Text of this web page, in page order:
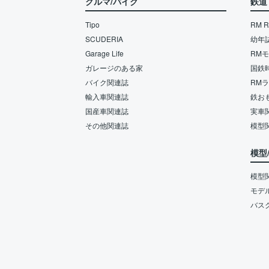
Tipo
SCUDERIA
Garage Life
ガレージのある家
バイク関連誌
輸入車関連誌
国産車関連誌
その他関連誌
RM
幼年
RM
国鉄
RM
鉄お
実車
模型
模
模型
モデ
バス